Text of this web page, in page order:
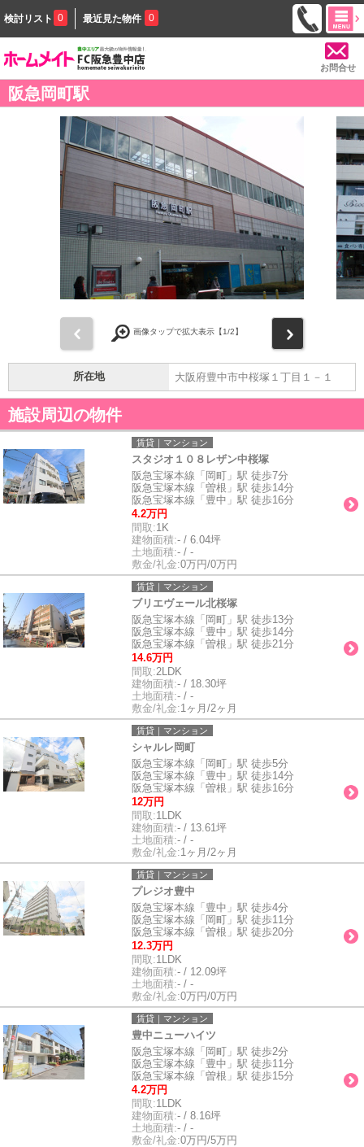
検討リスト 0 最近見た物件 0
お問合せ
阪急岡町駅
画像タップで拡大表示【1/2】
所在地 大阪府豊中市中桜塚１丁目１－１
施設周辺の物件
賃貸｜マンション
スタジオ１０８レザン中桜塚
阪急宝塚本線「岡町」駅 徒歩7分
阪急宝塚本線「曽根」駅 徒歩14分
阪急宝塚本線「豊中」駅 徒歩16分
4.2万円
間取:1K
建物面積:- / 6.04坪
土地面積:- / -
敷金/礼金:0万円/0万円
賃貸｜マンション
ブリエヴェール北桜塚
阪急宝塚本線「岡町」駅 徒歩13分
阪急宝塚本線「豊中」駅 徒歩14分
阪急宝塚本線「曽根」駅 徒歩21分
14.6万円
間取:2LDK
建物面積:- / 18.30坪
土地面積:- / -
敷金/礼金:1ヶ月/2ヶ月
賃貸｜マンション
シャルレ岡町
阪急宝塚本線「岡町」駅 徒歩5分
阪急宝塚本線「豊中」駅 徒歩14分
阪急宝塚本線「曽根」駅 徒歩16分
12万円
間取:1LDK
建物面積:- / 13.61坪
土地面積:- / -
敷金/礼金:1ヶ月/2ヶ月
賃貸｜マンション
プレジオ豊中
阪急宝塚本線「豊中」駅 徒歩4分
阪急宝塚本線「岡町」駅 徒歩11分
阪急宝塚本線「曽根」駅 徒歩20分
12.3万円
間取:1LDK
建物面積:- / 12.09坪
土地面積:- / -
敷金/礼金:0万円/0万円
賃貸｜マンション
豊中ニューハイツ
阪急宝塚本線「岡町」駅 徒歩2分
阪急宝塚本線「豊中」駅 徒歩11分
阪急宝塚本線「曽根」駅 徒歩15分
4.2万円
間取:1LDK
建物面積:- / 8.16坪
土地面積:- / -
敷金/礼金:0万円/5万円